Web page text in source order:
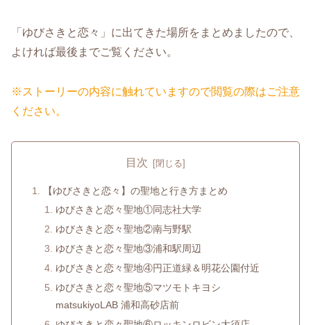
「ゆびさきと恋々」に出てきた場所をまとめましたので、
よければ最後までご覧ください。
※ストーリーの内容に触れていますので閲覧の際はご注意
ください。
目次
【ゆびさきと恋々】の聖地と行き方まとめ
ゆびさきと恋々聖地①同志社大学
ゆびさきと恋々聖地②南与野駅
ゆびさきと恋々聖地③浦和駅周辺
ゆびさきと恋々聖地④円正道緑＆明花公園付近
ゆびさきと恋々聖地⑤マツモトキヨシ
matsukiyoLAB 浦和高砂店前